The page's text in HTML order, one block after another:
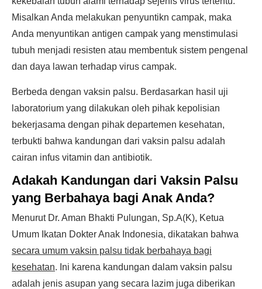
Misalkan Anda melakukan penyuntikn campak, maka
Anda menyuntikan antigen campak yang menstimulasi
tubuh menjadi resisten atau membentuk sistem pengenal
dan daya lawan terhadap virus campak.
Berbeda dengan vaksin palsu. Berdasarkan hasil uji
laboratorium yang dilakukan oleh pihak kepolisian
bekerjasama dengan pihak departemen kesehatan,
terbukti bahwa kandungan dari vaksin palsu adalah
cairan infus vitamin dan antibiotik.
Adakah Kandungan dari Vaksin Palsu
yang Berbahaya bagi Anak Anda?
Menurut Dr. Aman Bhakti Pulungan, Sp.A(K), Ketua
Umum Ikatan Dokter Anak Indonesia, dikatakan bahwa
secara umum vaksin palsu tidak berbahaya bagi
kesehatan. Ini karena kandungan dalam vaksin palsu
adalah jenis asupan yang secara lazim juga diberikan